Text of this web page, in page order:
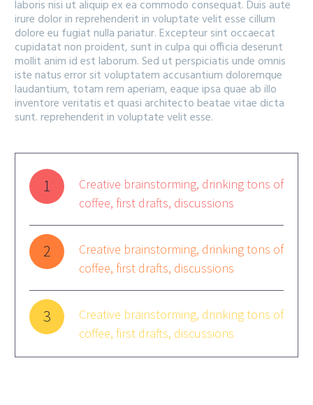
laboris nisi ut aliquip ex ea commodo consequat. Duis aute
irure dolor in reprehenderit in voluptate velit esse cillum
dolore eu fugiat nulla pariatur. Excepteur sint occaecat
cupidatat non proident, sunt in culpa qui officia deserunt
mollit anim id est laborum. Sed ut perspiciatis unde omnis
iste natus error sit voluptatem accusantium doloremque
laudantium, totam rem aperiam, eaque ipsa quae ab illo
inventore veritatis et quasi architecto beatae vitae dicta
sunt. reprehenderit in voluptate velit esse.
1
Creative brainstorming, drinking tons of
coffee, first drafts, discussions
2
Creative brainstorming, drinking tons of
coffee, first drafts, discussions
3
Creative brainstorming, drinking tons of
coffee, first drafts, discussions